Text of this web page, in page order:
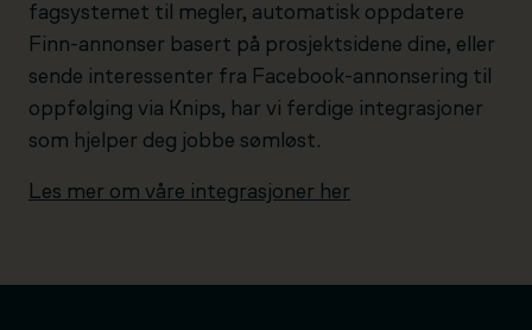
fagsystemet til megler, automatisk oppdatere
Finn-annonser basert på prosjektsidene dine, eller
sende interessenter fra Facebook-annonsering til
oppfølging via Knips, har vi ferdige integrasjoner
som hjelper deg jobbe sømløst.
Les mer om våre integrasjoner her